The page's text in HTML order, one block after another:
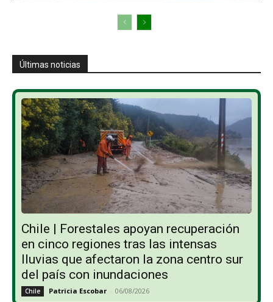
Últimas noticias
Chile | Forestales apoyan recuperación
en cinco regiones tras las intensas
lluvias que afectaron la zona centro sur
del país con inundaciones
Chile Patricia Escobar - 06/08/2026